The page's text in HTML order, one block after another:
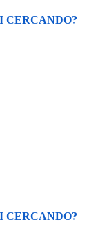
CERCANDO?
CERCANDO?